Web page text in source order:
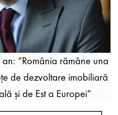
“România rămâne una
de dezvoltare imobiliară
și de Est a Europei”